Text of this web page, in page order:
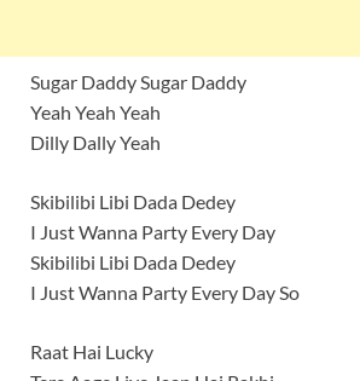
Sugar Daddy Sugar Daddy
Yeah Yeah Yeah
Dilly Dally Yeah
Skibilibi Libi Dada Dedey
I Just Wanna Party Every Day
Skibilibi Libi Dada Dedey
I Just Wanna Party Every Day So
Raat Hai Lucky